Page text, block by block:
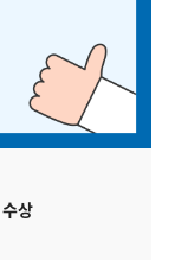
이터를
을 위한 이벤트의
에 AND/OR, 이상
이벤트가 아닌
도를 높이기 위해
상